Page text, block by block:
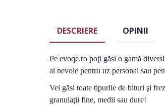
DESCRIERE OPINII
Pe evoqe.ro poţi găsi o gamă
ai nevoie pentru uz personal sau
Vei găsi toate tipurile de bituri şi
granulaţii fine, medii sau dure!